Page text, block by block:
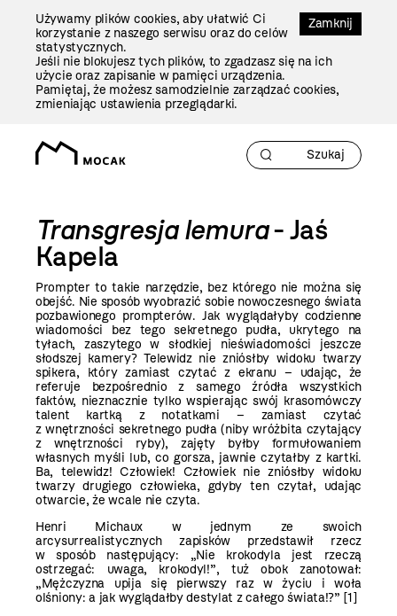
Zamknij
Używamy plików cookies, aby ułatwić Ci
korzystanie z naszego serwisu oraz do celów
statystycznych.
Jeśli nie blokujesz tych plików, to zgadzasz się na ich
użycie oraz zapisanie w pamięci urządzenia.
Pamiętaj, że możesz samodzielnie zarządzać cookies,
zmieniając ustawienia przeglądarki.
Transgresja lemura- Jaś
Kapela
Prompter to takie narzędzie, bez którego nie można się
obejść. Nie sposób wyobrazić sobie nowoczesnego świata
pozbawionego prompterów. Jak wyglądałyby codzienne
wiadomości bez tego sekretnego pudła, ukrytego na
tyłach, zaszytego w słodkiej nieświadomości jeszcze
słodszej kamery? Telewidz nie zniósłby widoku twarzy
spikera, który zamiast czytać z ekranu – udając, że
referuje bezpośrednio z samego źródła wszystkich
faktów, nieznacznie tylko wspierając swój krasomówczy
talent kartką z notatkami – zamiast czytać
z wnętrzności sekretnego pudła (niby wróżbita czytający
z wnętrzności ryby), zajęty byłby formułowaniem
własnych myśli lub, co gorsza, jawnie czytałby z kartki.
Ba, telewidz! Człowiek! Człowiek nie zniósłby widoku
twarzy drugiego człowieka, gdyby ten czytał, udając
otwarcie, że wcale nie czyta.
Henri Michaux w jednym ze swoich
arcysurrealistycznych zapisków przedstawił rzecz
w sposób następujący: „Nie krokodyla jest rzeczą
ostrzegać: uwaga, krokodyl!”, tuż obok zanotował:
„Mężczyzna upija się pierwszy raz w życiu i woła
olśniony: a jak wyglądałby destylat z całego świata!?” [1]